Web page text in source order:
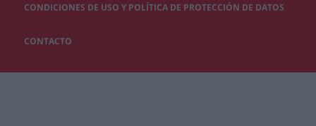
CONDICIONES DE USO Y POLÍTICA DE PROTECCIÓN DE DATOS
CONTACTO